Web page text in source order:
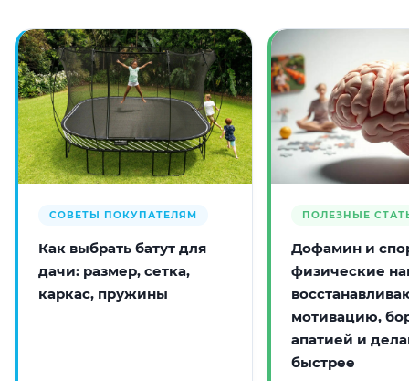
СОВЕТЫ ПОКУПАТЕЛЯМ
Как выбрать батут для
дачи: размер, сетка,
каркас, пружины
ПОЛЕЗНЫЕ
Дофамин и
физические
мотивацию,
апатией и
быстрее